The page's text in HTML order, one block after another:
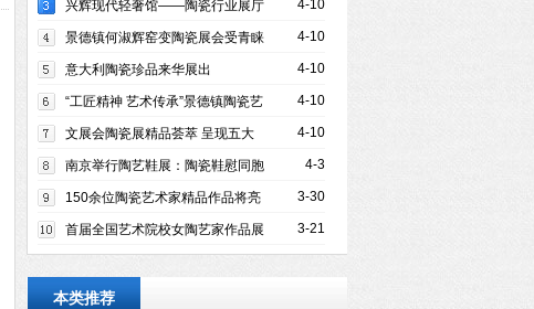
系列展开幕 4-10
兴辉现代轻奢馆——陶瓷行业展厅
的新突破 4-10
景德镇何淑辉窑变陶瓷展会受青睐
4-10
意大利陶瓷珍品来华展出
4-10
“工匠精神 艺术传承”景德镇陶瓷艺
术展将在富阳开幕 4-10
文展会陶瓷展精品荟萃 呈现五大
特点 4-3
南京举行陶艺鞋展：陶瓷鞋慰同胞
清明节寄哀思 3-30
150余位陶瓷艺术家精品作品将亮
相第十届潍坊文展会 3-21
首届全国艺术院校女陶艺家作品展
开幕
本类推荐